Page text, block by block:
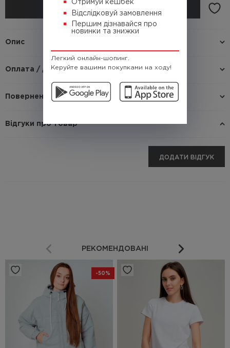
Отримуй кешбек
Відслідковуй замовлення
Першим дізнавайся про
новинки та знижки
Легкий онлайн-шопинг.
Керуйте вашими покупками на ходу!
КУПИТИ
Опис
Оплата / доставка
Повернення / Обмін
Відгуки про товар
ДОДАТИ ВІДГУК
РЕКОМЕНДОВАНІ
-50%